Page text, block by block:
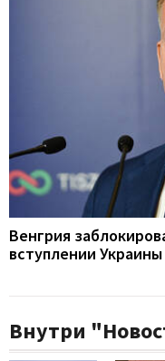
Венгрия
вступлении
Внутри